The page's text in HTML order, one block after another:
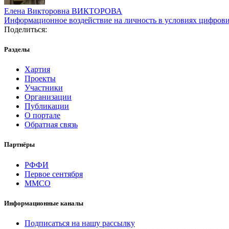
Елена Викторовна ВИКТОРОВА
Информационное воздействие на личность в условиях
Поделиться:
Разделы
Хартия
Проекты
Участники
Организации
Публикации
О портале
Обратная связь
Партнёры
РФФИ
Первое сентября
ММСО
Информационные каналы
Подписаться на нашу рассылку